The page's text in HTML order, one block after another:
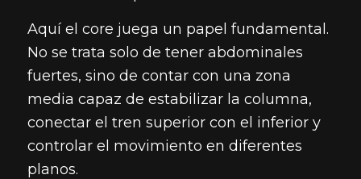
Aquí el core juega un papel fundamental.
No se trata solo de tener abdominales
fuertes, sino de contar con una zona
media capaz de estabilizar la columna,
conectar el tren superior con el inferior y
controlar el movimiento en diferentes
planos.